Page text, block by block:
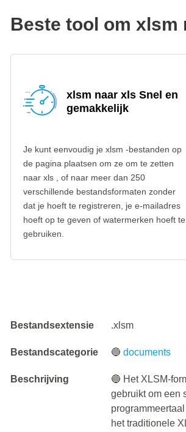
Beste tool om xlsm
xlsm naar xls Snel en
gemakkelijk
Je kunt eenvoudig je xlsm -bestanden op
de pagina plaatsen om ze om te zetten
naar xls , of naar meer dan 250
verschillende bestandsformaten zonder
dat je hoeft te registreren, je e-mailadres
hoeft op te geven of watermerken hoeft te
gebruiken.
Bestandsextensie .xlsm
Bestandscategorie 🔵documents
Beschrijving
🔵 Het XLSM-
gebruikt om een
het traditionele